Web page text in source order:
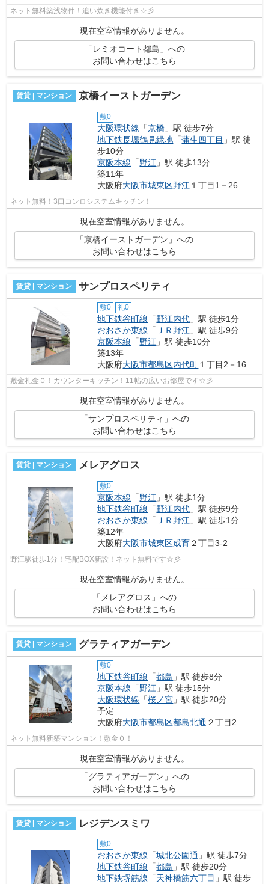
ネット無料築浅物件！追い炊き機能付き☆彡
現在空室情報がありません。
「レミオコート都島」への
お問い合わせはこちら
賃貸 | マンション 京橋イーストガーデン
敷0
大阪環状線 「京橋 」駅 徒歩7分
地下鉄長堀鶴見緑地 「蒲生四丁目 」駅 徒
歩10分
京阪本線 「野江 」駅 徒歩13分
築11年
大阪府大阪市城東区野江 １丁目1－26
ネット無料！3口コンロシステムキッチン！
現在空室情報がありません。
「京橋イーストガーデン」への
お問い合わせはこちら
賃貸 | マンション サンプロスペリティ
敷0 礼0
地下鉄谷町線 「野江内代 」駅 徒歩1分
おおさか東線 「 ＪＲ野江 」駅 徒歩9分
京阪本線 「野江 」駅 徒歩10分
築13年
大阪府大阪市都島区内代町 １丁目2－16
敷金礼金０！カウンターキッチン！11帖の広いお部屋です☆彡
現在空室情報がありません。
「サンプロスペリティ」への
お問い合わせはこちら
賃貸 | マンション メレアグロス
敷0
京阪本線 「野江 」駅 徒歩1分
地下鉄谷町線 「野江内代 」駅 徒歩9分
おおさか東線 「 ＪＲ野江 」駅 徒歩1分
築12年
大阪府大阪市城東区成育２丁目3-2
野江駅徒歩1分！宅配BOX新設！ネット無料です☆彡
現在空室情報がありません。
「メレアグロス」への
お問い合わせはこちら
賃貸 | マンション グラティアガーデン
敷0
地下鉄谷町線 「都島 」駅 徒歩8分
京阪本線 「野江 」駅 徒歩15分
大阪環状線 「桜ノ宮 」駅 徒歩20分
予定
大阪府大阪市都島区都島北通 ２丁目2
ネット無料新築マンション！敷金０！
現在空室情報がありません。
「グラティアガーデン」への
お問い合わせはこちら
賃貸 | マンション レジデンスミワ
敷0
おおさか東線 「城北公園通 」駅 徒歩7分
地下鉄谷町線 「都島 」駅 徒歩20分
地下鉄堺筋線 「天神橋筋六丁目 」駅 徒歩